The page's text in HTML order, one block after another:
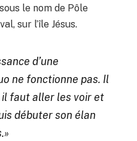
le nom de Pôle
sur l’île Jésus.
d’une
ne fonctionne pas. Il
il faut aller les voir et
débuter son élan